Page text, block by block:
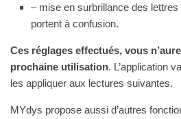
– mise en surbrillance des
portent à confusion.
Ces réglages effectués, vous
prochaine utilisation. L’application
les appliquer aux lectures suivantes.
MYdys propose aussi d’autres